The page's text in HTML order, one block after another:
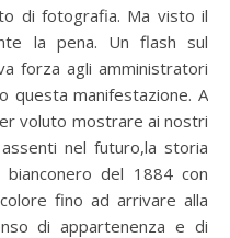
di fotografia. Ma visto il
la pena. Un flash sul
forza agli amministratori
questa manifestazione. A
voluto mostrare ai nostri
nel futuro,la storia
del 1884 con
fino ad arrivare alla
di appartenenza e di